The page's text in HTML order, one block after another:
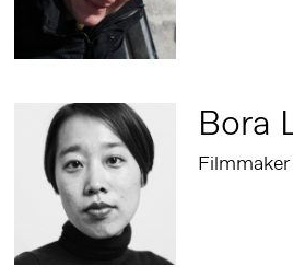
Bora
Filmmaker